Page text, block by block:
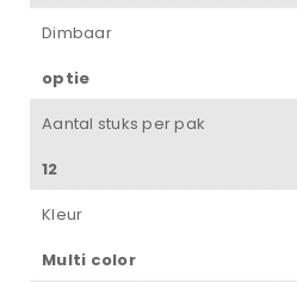
Dimbaar
optie
Aantal stuks per pak
12
Kleur
Multi color